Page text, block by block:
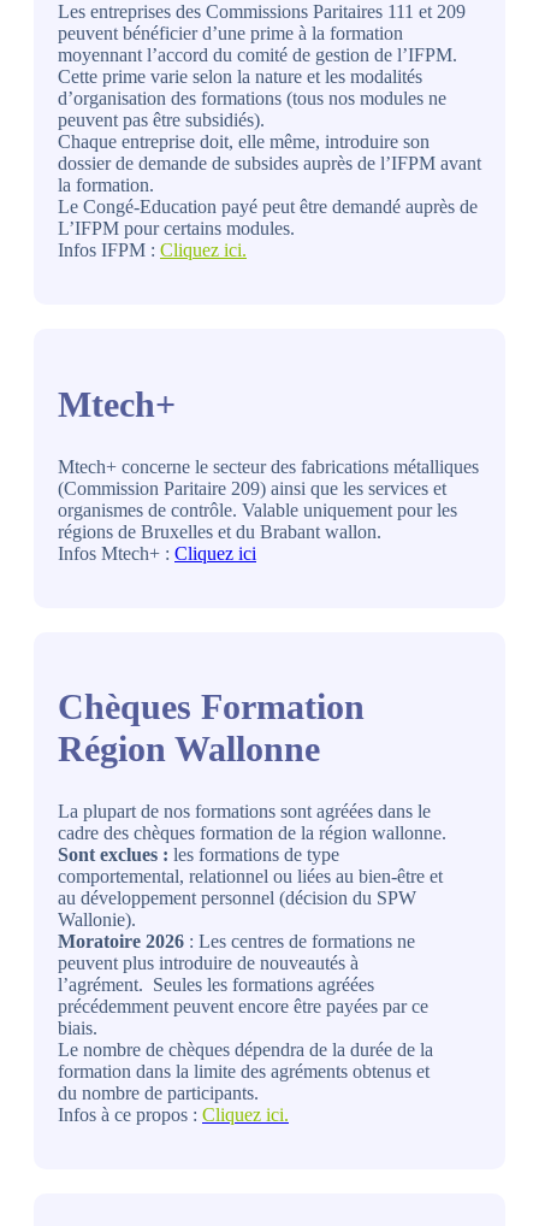
Les entreprises des Commissions Paritaires 111 et 209
peuvent bénéficier d’une prime à la formation
moyennant l’accord du comité de gestion de l’IFPM.
Cette prime varie selon la nature et les modalités
d’organisation des formations (tous nos modules ne
peuvent pas être subsidiés).
Chaque entreprise doit, elle même, introduire son
dossier de demande de subsides auprès de l’IFPM avant
la formation.
Le Congé-Education payé peut être demandé auprès de
L’IFPM pour certains modules.
Infos IFPM : Cliquez ici.
Mtech+
Mtech+ concerne le secteur des fabrications métalliques
(Commission Paritaire 209) ainsi que les services et
organismes de contrôle. Valable uniquement pour les
régions de Bruxelles et du Brabant wallon.
Infos Mtech+ : Cliquez ici
Chèques Formation
Région Wallonne
La plupart de nos formations sont agréées dans le
cadre des chèques formation de la région wallonne.
Sont exclues : les formations de type
comportemental, relationnel ou liées au bien-être et
au développement personnel (décision du SPW
Wallonie).
Moratoire 2026 : Les centres de formations ne
peuvent plus introduire de nouveautés à
l’agrément. Seules les formations agréées
précédemment peuvent encore être payées par ce
biais.
Le nombre de chèques dépendra de la durée de la
formation dans la limite des agréments obtenus et
du nombre de participants.
Infos à ce propos : Cliquez ici.